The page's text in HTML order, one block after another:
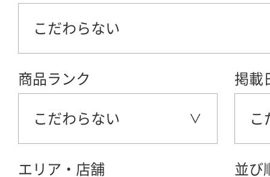
こだわらない
商品ランク
こだわらない
掲載
こ
エリア・店舗 並び